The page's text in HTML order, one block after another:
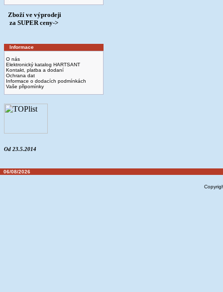
Zboží ve výprodeji
­ za SUPER ceny->
Informace
O nás
Elektronický katalog HARTSANT
Kontakt, platba a dodaní
Ochrana dat
Informace o dodacích podmínkách
Vaše připomínky
Od 23.5.2014
06/08/2026